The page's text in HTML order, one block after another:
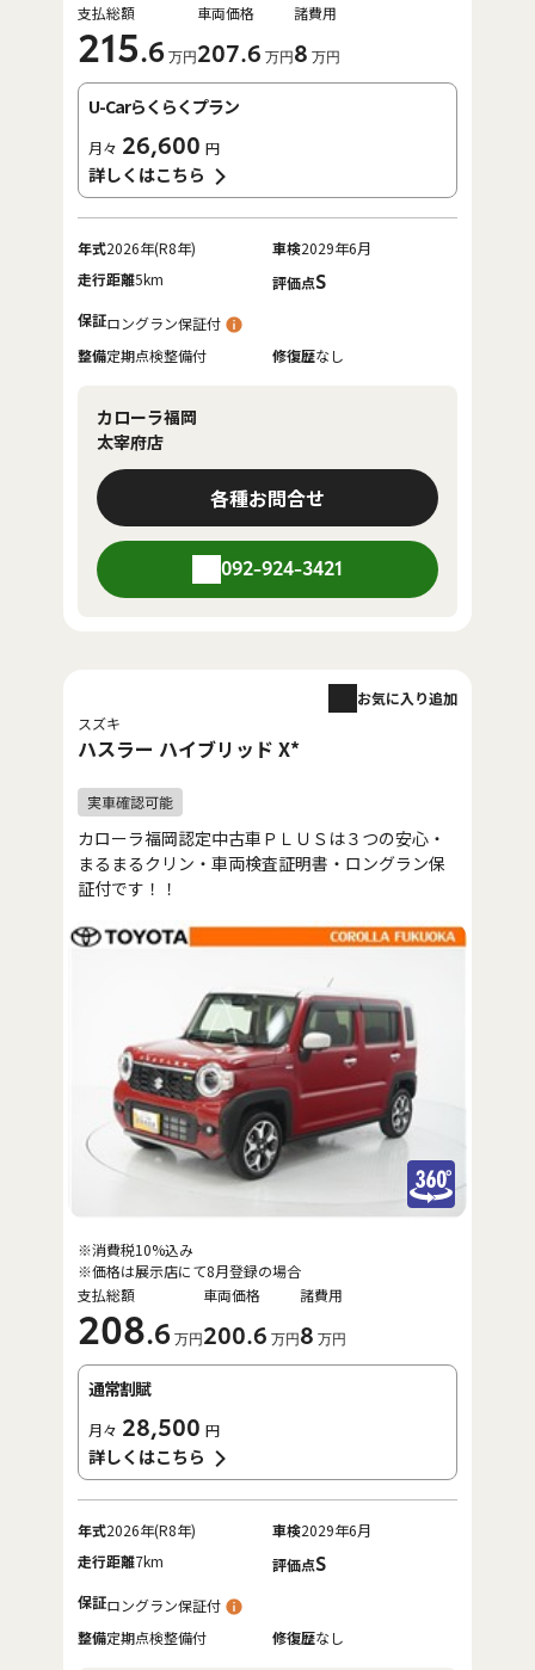
支払総額
215.6 万円
車両価格
207.6 万円
諸費用
8 万円
U-Carらくらくプラン
月々 26,600 円
詳しくはこちら
年式2026年(R8年) 車検2029年6月
走行距離5km 評価点S
保証ロングラン保証付
整備定期点検整備付 修復歴なし
カローラ福岡
太宰府店
各種お問合せ
092-924-3421
スズキ
ハスラー ハイブリッド X*
お気に入り追加
カローラ福岡認定中古車ＰＬＵＳは３つの安心・
まるまるクリン・車両検査証明書・ロングラン保
証付です！！
支払総額
208.6 万円
車両価格
200.6 万円
諸費用
8 万円
※消費税10%込み
※価格は展示店にて8月登録の場合
通常割賦
月々 28,500 円
詳しくはこちら
年式2026年(R8年) 車検2029年6月
走行距離7km 評価点S
保証ロングラン保証付
整備定期点検整備付 修復歴なし